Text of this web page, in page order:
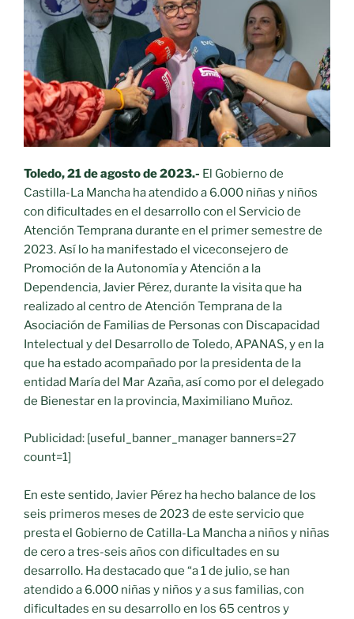
Toledo, 21 de agosto de 2023.- El Gobierno de
Castilla-La Mancha ha atendido a 6.000 niñas y niños
con dificultades en el desarrollo con el Servicio de
Atención Temprana durante en el primer semestre de
2023. Así lo ha manifestado el viceconsejero de
Promoción de la Autonomía y Atención a la
Dependencia, Javier Pérez, durante la visita que ha
realizado al centro de Atención Temprana de la
Asociación de Familias de Personas con Discapacidad
Intelectual y del Desarrollo de Toledo, APANAS, y en la
que ha estado acompañado por la presidenta de la
entidad María del Mar Azaña, así como por el delegado
de Bienestar en la provincia, Maximiliano Muñoz.
Publicidad: [useful_banner_manager banners=27
count=1]
En este sentido, Javier Pérez ha hecho balance de los
seis primeros meses de 2023 de este servicio que
presta el Gobierno de Catilla-La Mancha a niños y niñas
de cero a tres-seis años con dificultades en su
desarrollo. Ha destacado que “a 1 de julio, se han
atendido a 6.000 niñas y niños y a sus familias, con
dificultades en su desarrollo en los 65 centros y